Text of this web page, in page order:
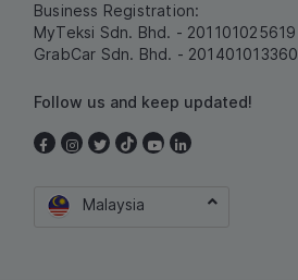
Business Registration:
MyTeksi Sdn. Bhd. - 201101025619
GrabCar Sdn. Bhd. - 201401013360
Follow us and keep updated!
Malaysia